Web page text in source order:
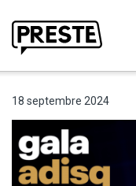
18 septembre 2024